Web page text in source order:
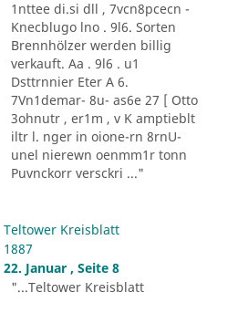
1nttee di.si dll , 7vcn8pcecn -
Knecblugo lno . 9l6. Sorten
Brennhölzer werden billig
verkauft. Aa . 9l6 . u1
Dsttrnnier Eter A 6.
7Vn1demar- 8u- as6e 27 [ Otto
3ohnutr , er1m , v K amptieblt
iltr l. nger in oione-rn 8rnU-
unel nierewn oenmm1r tonn
Puvnckorr versckri ..."
Teltower Kreisblatt
1887
22. Januar , Seite 8
"...Teltower Kreisblatt